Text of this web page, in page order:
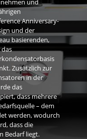
und
Anniversary-
und der
basierenden,
Zusätzlich zur
in der
das
dass mehrere
– dem
werden, wodurch
dass die
Bedarf liegt.